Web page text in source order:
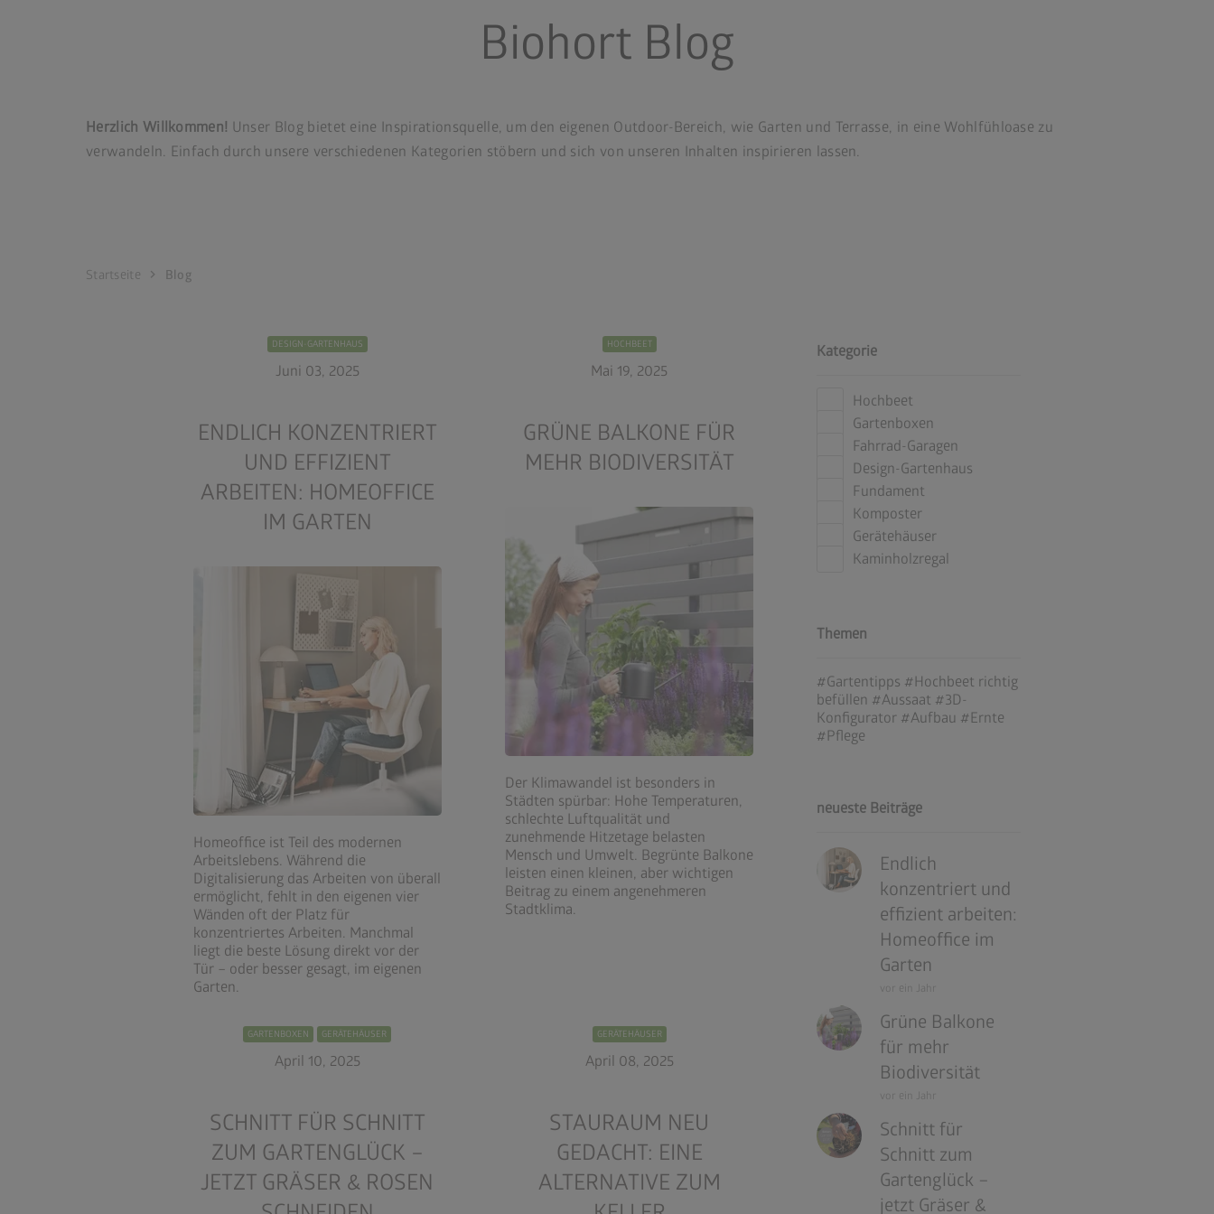
Biohort Blog
Herzlich Willkommen! Unser Blog bietet eine Inspirationsquelle, um den eigenen Outdoor-Bereich, wie Garten und Terrasse, in eine Wohlfühloase zu
verwandeln. Einfach durch unsere verschiedenen Kategorien stöbern und sich von unseren Inhalten inspirieren lassen.
Startseite chevron_right Blog
DESIGN-GARTENHAUS
Juni 03, 2025
ENDLICH KONZENTRIERT
UND EFFIZIENT
ARBEITEN: HOMEOFFICE
IM GARTEN
Homeoffice ist Teil des modernen
Arbeitslebens. Während die
Digitalisierung das Arbeiten von überall
ermöglicht, fehlt in den eigenen vier
Wänden oft der Platz für
konzentriertes Arbeiten. Manchmal
liegt die beste Lösung direkt vor der
Tür – oder besser gesagt, im eigenen
Garten.
HOCHBEET
Mai 19, 2025
GRÜNE BALKONE FÜR
MEHR BIODIVERSITÄT
Der Klimawandel ist besonders in
Städten spürbar: Hohe Temperaturen,
schlechte Luftqualität und
zunehmende Hitzetage belasten
Mensch und Umwelt. Begrünte Balkone
leisten einen kleinen, aber wichtigen
Beitrag zu einem angenehmeren
Stadtklima.
GARTENBOXEN GERÄTEHÄUSER
April 10, 2025
SCHNITT FÜR SCHNITT
ZUM GARTENGLÜCK –
JETZT GRÄSER & ROSEN
GERÄTEHÄUSER
April 08, 2025
STAURAUM NEU
GEDACHT: EINE
ALTERNATIVE ZUM
Kategorie
Hochbeet
Gartenboxen
Fahrrad-Garagen
Design-Gartenhaus
Fundament
Komposter
Gerätehäuser
Kaminholzregal
Themen
#Gartentipps #Hochbeet richtig
befüllen #Aussaat #3D-
Konfigurator #Aufbau #Ernte
#Pflege
neueste Beiträge
Endlich
konzentriert und
effizient arbeiten:
Homeoffice im
Garten
vor ein Jahr
Grüne Balkone
für mehr
Biodiversität
vor ein Jahr
Schnitt für
Schnitt zum
Gartenglück –
jetzt Gräser &